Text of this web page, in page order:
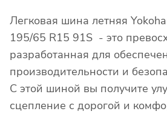
Легковая шина летняя
195/65 R15 91S - это
разработанная для
производительности и
С этой шиной вы получите
сцепление с дорогой и